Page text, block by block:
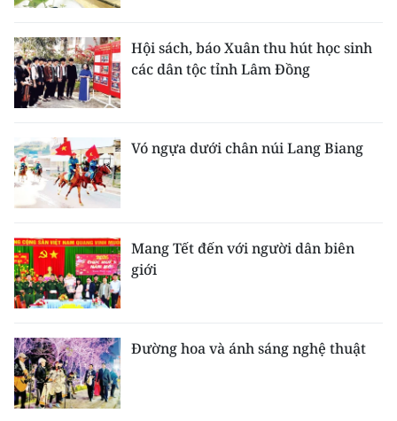
Hội sách, báo Xuân thu hút học sinh
các dân tộc tỉnh Lâm Đồng
Vó ngựa dưới chân núi Lang Biang
Mang Tết đến với người dân biên
giới
Đường hoa và ánh sáng nghệ thuật